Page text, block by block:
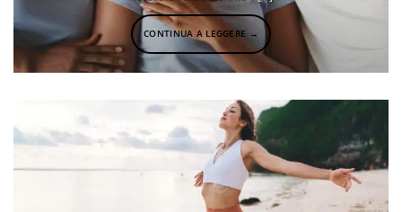
CONTINUA A LEGGERE →